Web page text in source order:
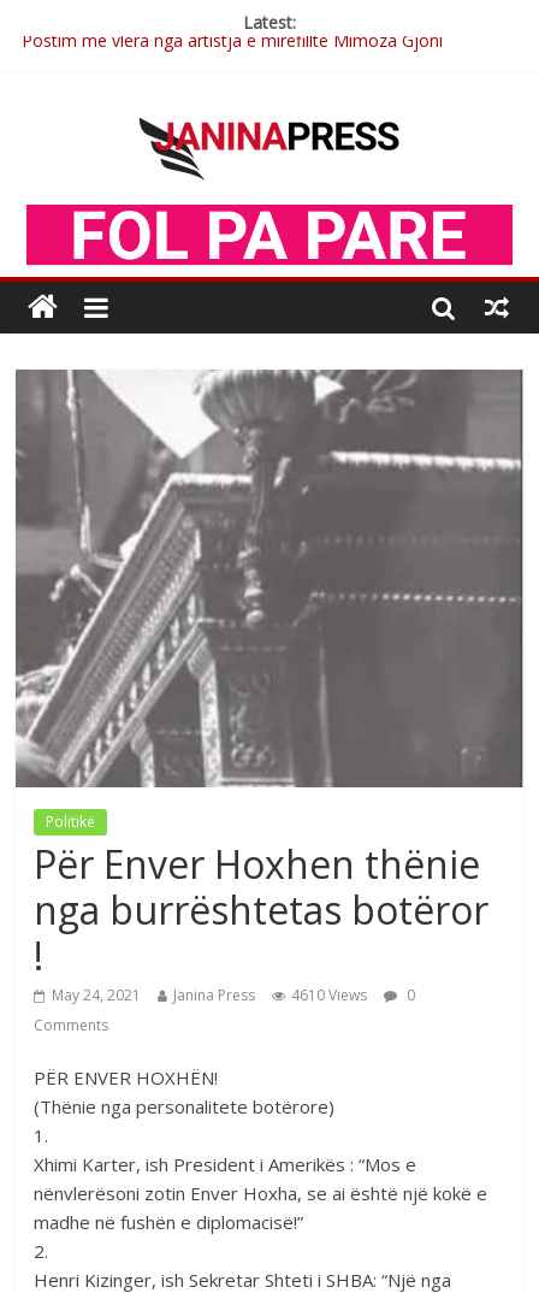
Latest:
Postim me vlera nga artistja e mirëfilltë Mimoza Gjoni
Nga poetja atdhetare Kumrie Shala -BOLL MO
Çlirimtari Mentor Mushkolaj nderohet me mirenjohje nga
Xhevdet Qeriqi Dega e invalidëve në Fushë Kosovë
Politikë
Për Enver Hoxhen thënie
nga burrështetas botëror
!
May 24, 2021 Janina Press 4610 Views
0
Comments
PËR ENVER HOXHËN!
(Thënie nga personalitete botërore)
1.
Xhimi Karter, ish President i Amerikës : “Mos e
nënvlerësoni zotin Enver Hoxha, se ai është një kokë e
madhe në fushën e diplomacisë!”
2.
Henri Kizinger, ish Sekretar Shteti i SHBA: “Një nga